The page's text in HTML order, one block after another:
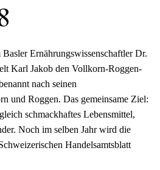
Ernährungswissenschaftler Dr.
Karl Jakob den Vollkorn-Roggen-
nach seinen
und Roggen. Das gemeinsame Ziel:
schmackhaftes Lebensmittel,
Noch im selben Jahr wird die
Handelsamtsblatt